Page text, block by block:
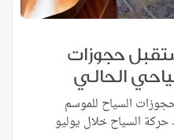
حجوزات
الحالي
السياح للموسم
السياح خلال يوليو